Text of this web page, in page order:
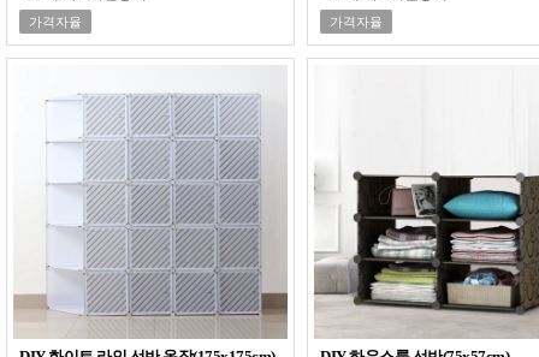
가격자율 가격자율